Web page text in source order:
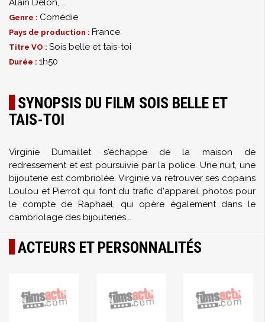
Alain Delon, ...
Genre : Comédie
Pays de production : France
Titre VO : Sois belle et tais-toi
Durée : 1h50
SYNOPSIS DU FILM SOIS BELLE ET
TAIS-TOI
Virginie Dumaillet s'échappe de la maison de
redressement et est poursuivie par la police. Une nuit, une
bijouterie est combriolée. Virginie va retrouver ses copains
Loulou et Pierrot qui font du trafic d'appareil photos pour
le compte de Raphaël, qui opère également dans le
cambriolage des bijouteries...
ACTEURS ET PERSONNALITÉS